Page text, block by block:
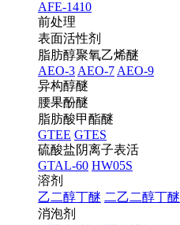
AFE-1410
前处理
表面活性剂
脂肪醇聚氧乙烯醚
AEO-3 AEO-7 AEO-9
异构醇醚
腰果酚醚
脂肪酸甲酯醚
GTEE GTES
硫酸盐阴离子表活
GTAL-60 HW05S
溶剂
乙二醇丁醚 二乙二醇丁醚
消泡剂